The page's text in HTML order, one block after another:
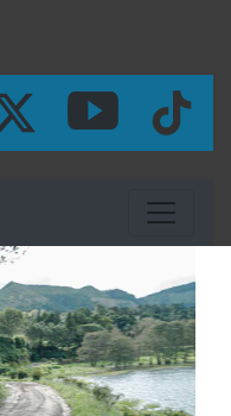
Toggle